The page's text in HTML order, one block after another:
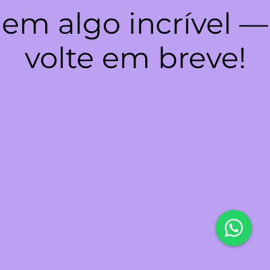
em algo incrível —
volte em breve!